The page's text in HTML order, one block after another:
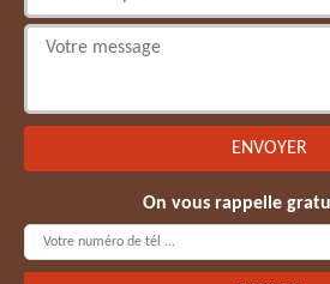
On vous rappelle